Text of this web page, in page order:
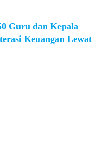
Guru dan Kepala
Keuangan Lewat